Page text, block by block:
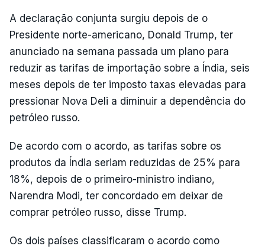
A declaração conjunta surgiu depois de o
Presidente norte-americano, Donald Trump, ter
anunciado na semana passada um plano para
reduzir as tarifas de importação sobre a Índia, seis
meses depois de ter imposto taxas elevadas para
pressionar Nova Deli a diminuir a dependência do
petróleo russo.
De acordo com o acordo, as tarifas sobre os
produtos da Índia seriam reduzidas de 25% para
18%, depois de o primeiro-ministro indiano,
Narendra Modi, ter concordado em deixar de
comprar petróleo russo, disse Trump.
Os dois países classificaram o acordo como